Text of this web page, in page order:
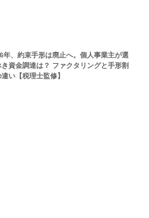
年、約束手形は廃止へ。個人事業主が選
資金調達は？ ファクタリングと手形割
い【税理士監修】